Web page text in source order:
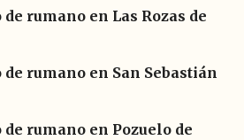
rumano en Las Rozas de
rumano en San Sebastián
rumano en Pozuelo de